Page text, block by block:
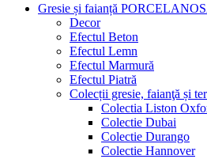
Gresie și faianță
Decor
Efectul Beton
Efectul Lemn
Efectul Marmură
Efectul Piatră
Colecții gresie, faianţă și
Colectia Liston
Colectie Dubai
Colectie Durango
Colectie Hannover